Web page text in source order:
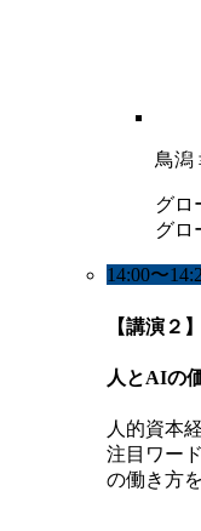
鳥潟
グロ
グロ
14:00〜
【講演２】
人とAIの
人的資本
注目ワー
の働き方